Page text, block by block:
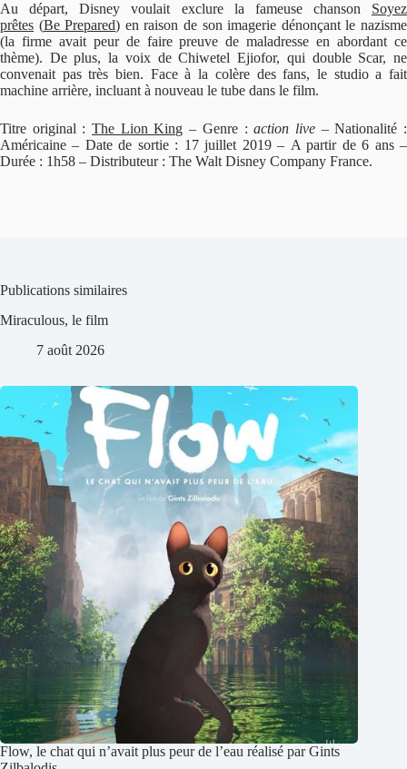
Au départ, Disney voulait exclure la fameuse chanson Soyez
prêtes (Be Prepared) en raison de son imagerie dénonçant le nazisme
(la firme avait peur de faire preuve de maladresse en abordant ce
thème). De plus, la voix de Chiwetel Ejiofor, qui double Scar, ne
convenait pas très bien. Face à la colère des fans, le studio a fait
machine arrière, incluant à nouveau le tube dans le film.
Titre original :The Lion King – Genre : action live– Nationalité :
Américaine – Date de sortie : 17 juillet 2019 – A partir de 6 ans –
Durée : 1h58 – Distributeur : The Walt Disney Company France.
Publications similaires
Miraculous, le film
7 août 2026
Flow, le chat qui n’avait plus peur de l’eau réalisé par Gints